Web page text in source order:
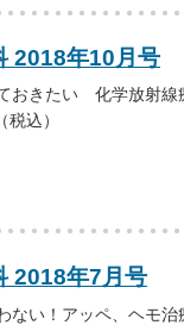
2018年10月号
おきたい 化学放射線
込）
2018年7月号
ない！アッペ、ヘモ治